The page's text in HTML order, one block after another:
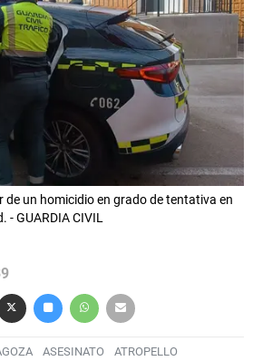
de un homicidio en grado de tentativa en
- GUARDIA CIVIL
ASESINATO ATROPELLO